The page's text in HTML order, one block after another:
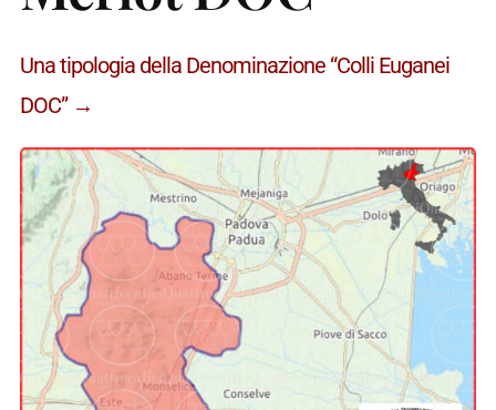
Una tipologia della Denominazione “Colli Euganei
DOC” →